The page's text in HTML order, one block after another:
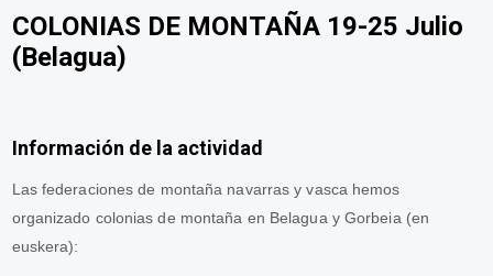
COLONIAS DE MONTAÑA 19-25 Julio
(Belagua)
Información de la actividad
Las federaciones de montaña navarras y vasca hemos
organizado colonias de montaña en Belagua y Gorbeia (en
euskera):